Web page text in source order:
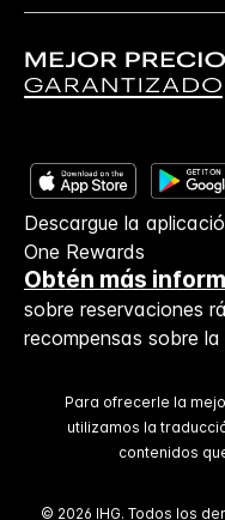
Descargue la
One Rewards
Obtén más
sobre reservaciones
recompensas sobre
Para ofrecerle la
utilizamos la
contenidos
© 2026 IHG. Todos los